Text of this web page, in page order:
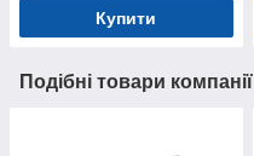
Купити
Подібні товари компанії